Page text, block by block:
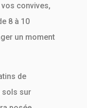
convives,
8 à 10
un moment
de
sols sur